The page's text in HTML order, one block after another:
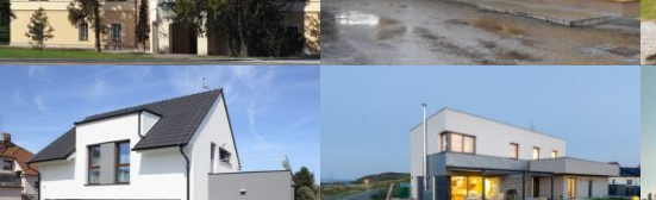
Pasivní dům – energetický
Pasivní dům – energetický